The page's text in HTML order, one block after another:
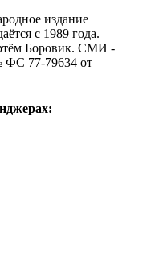
издание
с 1989 года.
Боровик. CМИ -
ФС 77-79634 от